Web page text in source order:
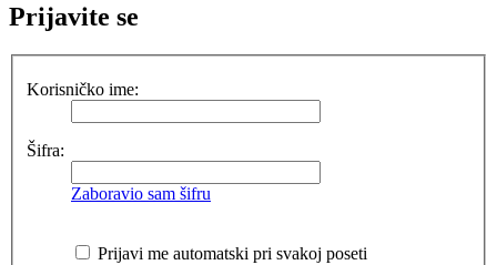
Prijavite se
Korisničko ime:
Šifra:
Zaboravio sam šifru
Prijavi me automatski pri svakoj poseti